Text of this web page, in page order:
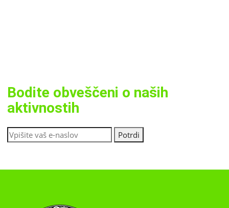
Bodite obveščeni o naših
aktivnostih